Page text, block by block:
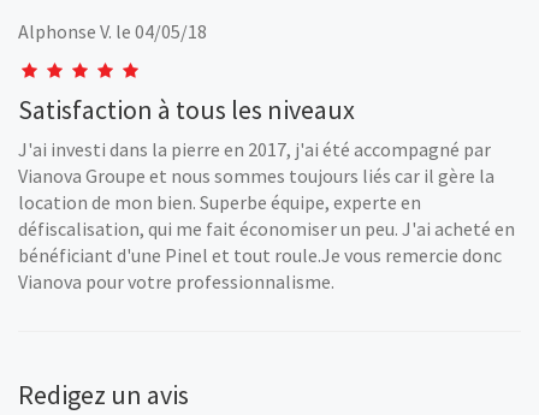
Alphonse V. le 04/05/18
Satisfaction à tous les niveaux
J'ai investi dans la pierre en 2017, j'ai été accompagné par
Vianova Groupe et nous sommes toujours liés car il gère la
location de mon bien. Superbe équipe, experte en
défiscalisation, qui me fait économiser un peu. J'ai acheté en
bénéficiant d'une Pinel et tout roule.Je vous remercie donc
Vianova pour votre professionnalisme.
Redigez un avis